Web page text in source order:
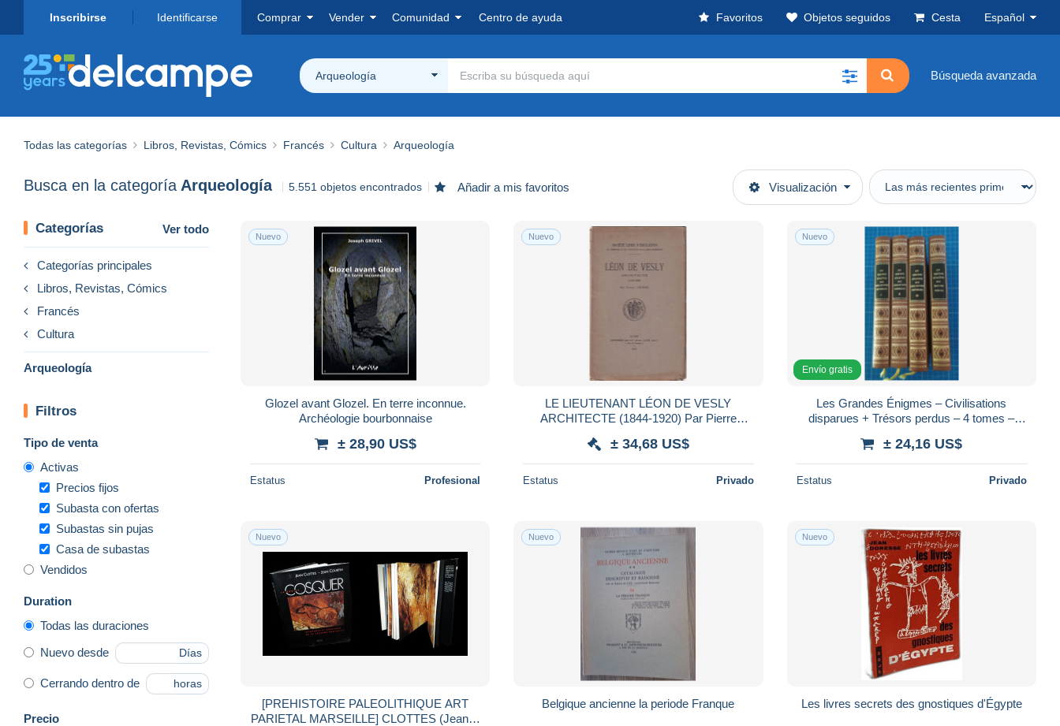
Inscribirse Identificarse Comprar Vender Comunidad Centro de ayuda Favoritos Objetos seguidos Cesta Español
Arqueología Búsqueda avanzada
Todas las categorías Libros, Revistas, Cómics Francés Cultura Arqueología
Busca en la categoría Arqueología 5.551 objetos encontrados Añadir a mis favoritos Visualización
Categorías Ver todo
Categorías principales
Libros, Revistas, Cómics
Francés
Cultura
Arqueología
Filtros
Tipo de venta
Activas
Precios fijos
Subasta con ofertas
Subastas sin pujas
Casa de subastas
Vendidos
Duration
Todas las duraciones
Nuevo desde Días
Cerrando dentro de horas
Precio
Nuevo
Glozel avant Glozel. En terre inconnue.
Archéologie bourbonnaise
± 28,90 US$
Estatus Profesional
Nuevo
LE LIEUTENANT LÉON DE VESLY
ARCHITECTE (1844-1920) Par Pierre
ROUEN 1923
± 34,68 US$
Estatus Privado
Nuevo
Envío gratis
Les Grandes Énigmes – Civilisations
disparues + Trésors perdus – 4 tomes –
± 24,16 US$
Estatus Privado
Nuevo
[PREHISTOIRE PALEOLITHIQUE ART
PARIETAL MARSEILLE] CLOTTES (Jean) -
Nuevo
Belgique ancienne la periode Franque
Nuevo
Les livres secrets des gnostiques d'Égypte